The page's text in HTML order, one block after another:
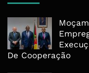
De Cooperação